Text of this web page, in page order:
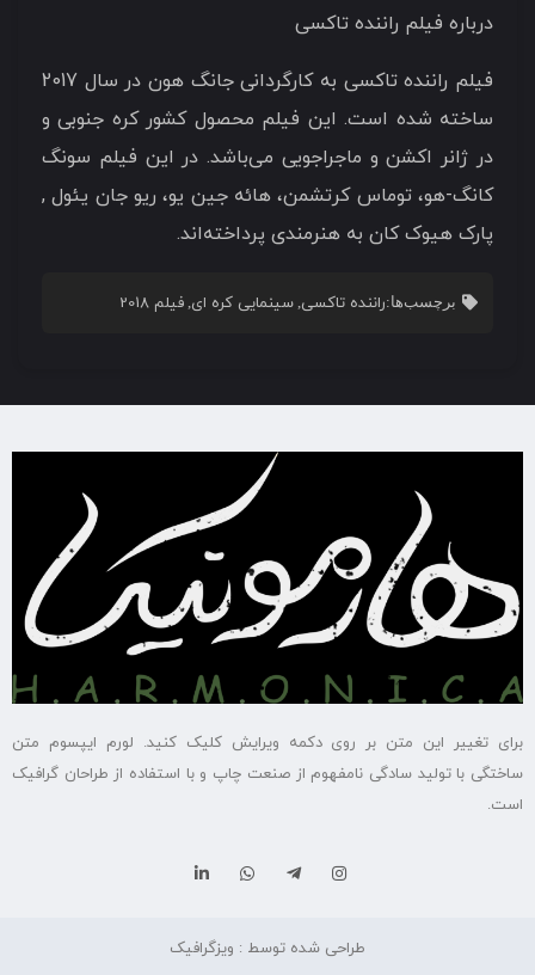
درباره فیلم راننده تاکسی
فیلم راننده تاکسی به کارگردانی جانگ هون در سال 2017
ساخته شده است. این فیلم محصول کشور کره جنوبی و
در ژانر اکشن و ماجراجویی می‌باشد. در این فیلم سونگ
کانگ-هو، توماس کرتشمن، هائه جین یو، ریو جان یئول ,
پارک هیوک کان به هنرمندی پرداخته‌اند.
برچسب‌ها:راننده تاکسی ,سینمایی کره ای ,فیلم 2018
برای تغییر این متن بر روی دکمه ویرایش کلیک کنید. لورم ایپسوم متن
ساختگی با تولید سادگی نامفهوم از صنعت چاپ و با استفاده از طراحان گرافیک
است.
طراحی شده توسط : ویزگرافیک